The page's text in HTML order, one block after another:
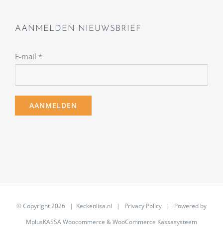
AANMELDEN NIEUWSBRIEF
E-mail *
© Copyright2026 | Keckenlisa.nl | Privacy Policy | Powered by
MplusKASSA Woocommerce &WooCommerce Kassasysteem